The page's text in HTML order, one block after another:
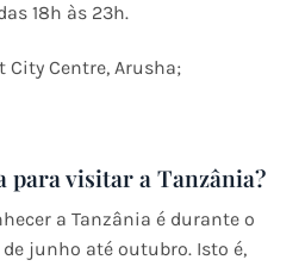
18h às 23h.
City Centre, Arusha;
para visitar a Tanzânia?
a Tanzânia é durante o
junho até outubro. Isto é,